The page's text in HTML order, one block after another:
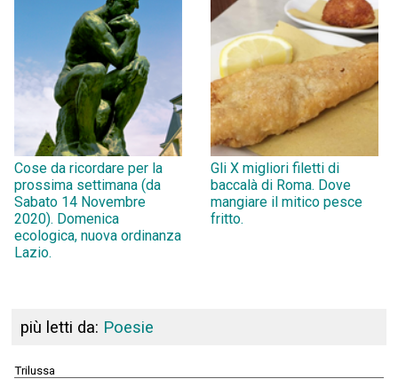
Cose da ricordare per la
prossima settimana (da
Sabato 14 Novembre
2020). Domenica
ecologica, nuova ordinanza
Lazio.
Gli X migliori filetti di
baccalà di Roma. Dove
mangiare il mitico pesce
fritto.
più letti da: Poesie
Trilussa